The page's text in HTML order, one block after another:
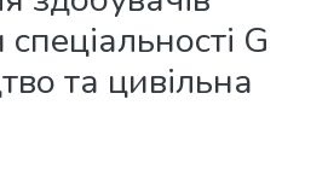
G
та цивільна